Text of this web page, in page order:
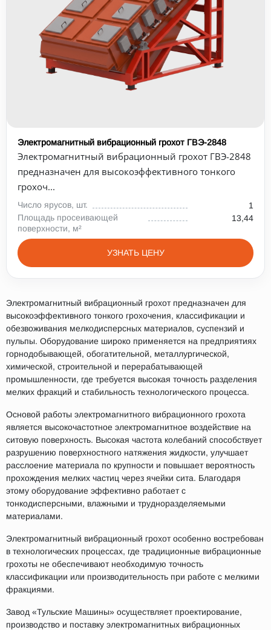
Электромагнитный вибрационный грохот ГВЭ-2848
Электромагнитный вибрационный грохот ГВЭ-2848
предназначен для высокоэффективного тонкого
грохоч...
Число ярусов, шт.
1
Площадь просеивающей
поверхности, м²
13,44
УЗНАТЬ ЦЕНУ
Электромагнитный вибрационный грохот предназначен для
высокоэффективного тонкого грохочения, классификации и
обезвоживания мелкодисперсных материалов, суспензий и
пульпы. Оборудование широко применяется на предприятиях
горнодобывающей, обогатительной, металлургической,
химической, строительной и перерабатывающей
промышленности, где требуется высокая точность разделения
мелких фракций и стабильность технологического процесса.
Основой работы электромагнитного вибрационного грохота
является высокочастотное электромагнитное воздействие на
ситовую поверхность. Высокая частота колебаний способствует
разрушению поверхностного натяжения жидкости, улучшает
расслоение материала по крупности и повышает вероятность
прохождения мелких частиц через ячейки сита. Благодаря
этому оборудование эффективно работает с
тонкодисперсными, влажными и трудноразделяемыми
материалами.
Электромагнитный вибрационный грохот особенно востребован
в технологических процессах, где традиционные вибрационные
грохоты не обеспечивают необходимую точность
классификации или производительность при работе с мелкими
фракциями.
Завод «Тульские Машины» осуществляет проектирование,
производство и поставку электромагнитных вибрационных